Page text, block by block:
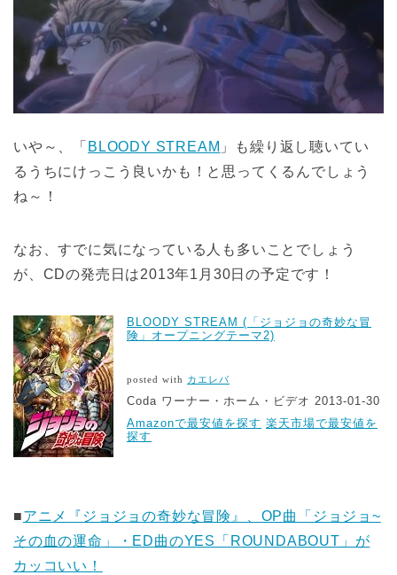
いや～、「 BLOODY STREAM 」も繰り返し聴いてい
るうちにけっこう良いかも！と思ってくるんでしょう
ね～！
なお、すでに気になっている人も多いことでしょう
が、CDの発売日は2013年1月30日の予定です！
BLOODY STREAM (「ジョジョの奇妙な冒
険」オープニングテーマ2)
posted with カエレバ
Coda ワーナー・ホーム・ビデオ 2013-01-30
Amazonで最安値を探す 楽天市場で最安値を
探す
■アニメ『ジョジョの奇妙な冒険』、OP曲「ジョジョ~
その血の運命」・ED曲のYES「ROUNDABOUT」が
カッコいい！